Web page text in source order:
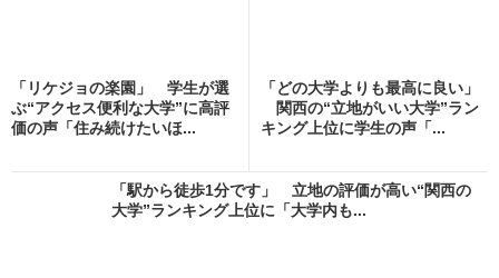
「リケジョの楽園」 学生が選
ぶ“アクセス便利な大学”に高評
価の声「住み続けたいほ...
「どの大学よりも最高に良い」
関西の“立地がいい大学”ラン
キング上位に学生の声「...
「駅から徒歩1分です」 立地の評価が高い“関西の
大学”ランキング上位に「大学内も...